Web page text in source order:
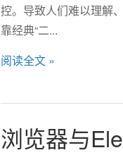
控。导致人们难以理解
靠经典“二...
阅读全文 »
浏览器与